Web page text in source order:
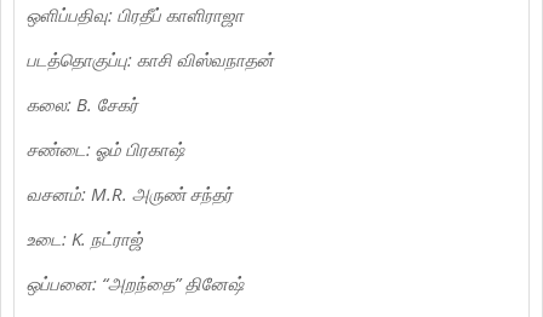
ஒளிப்பதிவு: பிரதீப் காளிராஜா
படத்தொகுப்பு: காசி விஸ்வநாதன்
கலை: B. சேகர்
சண்டை: ஓம் பிரகாஷ்
வசனம்: M.R. அருண் சந்தர்
உடை: K. நட்ராஜ்
ஒப்பனை: “அறந்தை” தினேஷ்